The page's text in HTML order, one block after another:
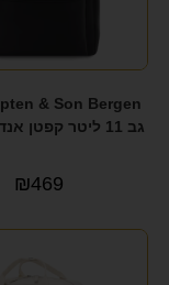
גב 11 ליטר קפטן אנד סאן ברגן
₪469